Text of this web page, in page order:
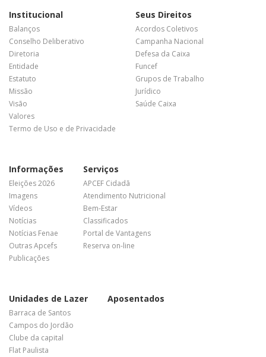
Institucional
Balanços
Conselho Deliberativo
Diretoria
Entidade
Estatuto
Missão
Visão
Valores
Termo de Uso e de Privacidade
Seus Direitos
Acordos Coletivos
Campanha Nacional
Defesa da Caixa
Funcef
Grupos de Trabalho
Jurídico
Saúde Caixa
Informações
Eleições 2026
Imagens
Vídeos
Notícias
Notícias Fenae
Outras Apcefs
Publicações
Serviços
APCEF Cidadã
Atendimento Nutricional
Bem-Estar
Classificados
Portal de Vantagens
Reserva on-line
Unidades de Lazer
Barraca de Santos
Campos do Jordão
Clube da capital
Flat Paulista
Aposentados